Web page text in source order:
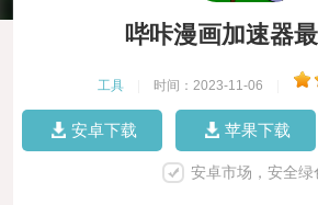
哔咔漫画加速器
工具 时间：2023-11-06
安卓下载 苹果下载
安卓市场，安全绿